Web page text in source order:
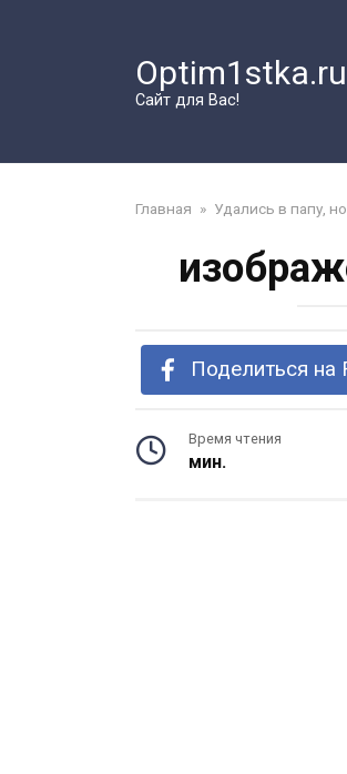
Optim1stka.ru
Сайт для Вас!
Главная » Удались в папу,
Поделиться на
Время чтения
мин.